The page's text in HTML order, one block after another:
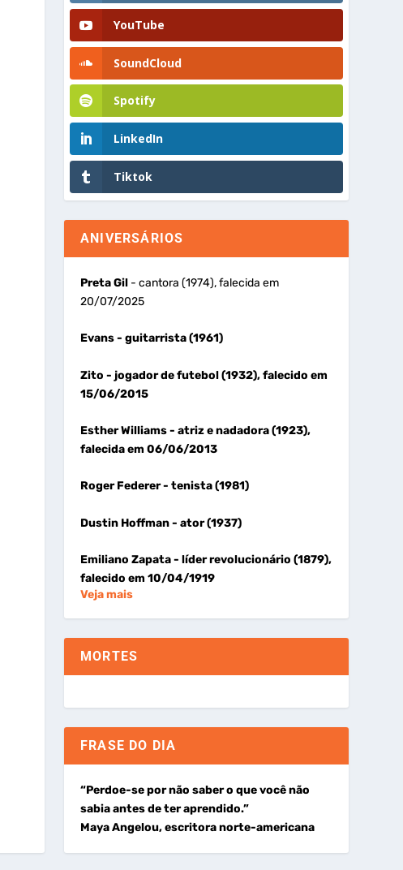
YouTube
SoundCloud
Spotify
LinkedIn
Tiktok
ANIVERSÁRIOS
Preta Gil- cantora (1974), falecida em
20/07/2025
Evans- guitarrista (1961)
Zito - jogador de futebol (1932), falecido em
15/06/2015
Esther Williams- atriz e nadadora (1923),
falecida em 06/06/2013
Roger Federer- tenista (1981)
Dustin Hoffman- ator (1937)
Emiliano Zapata- líder revolucionário (1879),
falecido em 10/04/1919
Veja mais
MORTES
FRASE DO DIA
“Perdoe-se por não saber o que você não
sabia antes de ter aprendido.”
Maya Angelou, escritora norte-americana